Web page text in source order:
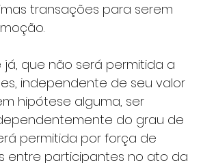
transações para serem
independente de seu valor
hipótese alguma, ser
do grau de
permitida por força de
entre participantes no ato da